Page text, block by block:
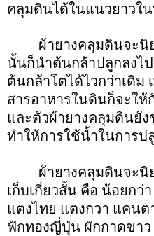
คลุมดินได้ในแนวยาวใน
ผ้ายางคลุมดินจะนิย
นั้นก็นำต้นกล้าปลูกลงไ
ต้นกล้าโตได้ไวกว่าเดิม
สารอาหารในดินก็จะให้
และตัวผ้ายางคลุมดินยั
ทำให้การใช้น้ำในการป
ผ้ายางคลุมดินจะนิย
เก็บเกี่ยวสั้น คือ น้อยกว่
แตงไทย แตงกวา แคนต
ฟักทองญี่ปุ่น ผักกาดขา